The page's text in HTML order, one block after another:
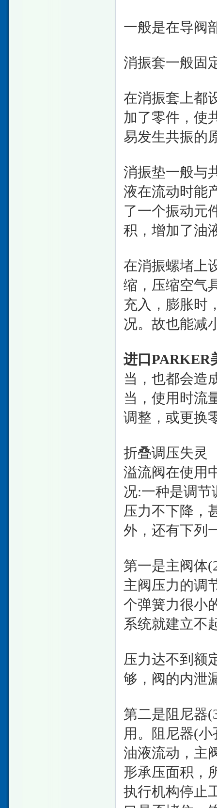
一般是在导阀
消振套一般固
在消振套上都
加了零件，使
易发生共振的
消振垫一般与
液在流动时能
了一个振动元
积，增加了油
在消振螺堵上
缩，压缩空气
充入，膨胀时
况。故也能减
进口PARKER
当，也都会造
当，使用时流
调整，或更换
折叠调压失灵
溢流阀在使用
况:一种是调节
压力不下降，
外，还有下列
第一是主阀体
主阀压力的调
个弹簧力很小
系统就建立不
压力达不到额
够，阀的内泄
第二是阻尼器
用。阻尼器(
油液流动，主
形承压面积，
执行机构停止